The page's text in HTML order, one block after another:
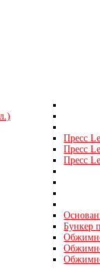
Пресс
Пресс
Пресс
Бункер